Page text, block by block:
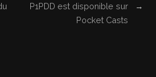
P1PDD est disponible sur
Pocket Casts
→